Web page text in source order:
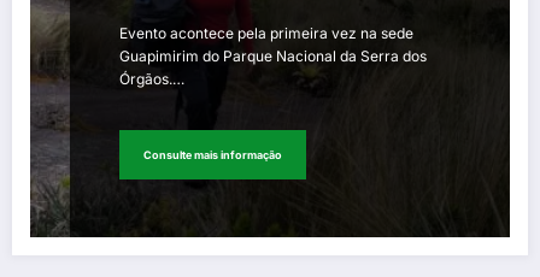
Evento acontece pela primeira vez na sede
Guapimirim do Parque Nacional da Serra dos
Órgãos.…
Consulte mais informação